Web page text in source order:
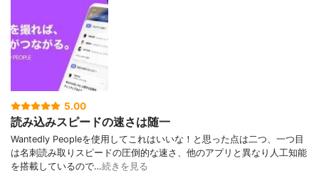
5.00
読み込みスピードの速さは随一
Wantedly Peopleを使用してこれはいいな！と思った点は二つ、一つ目
は名刺読み取りスピードの圧倒的な速さ、他のアプリと異なり人工知能
を搭載しているので…続きを見る